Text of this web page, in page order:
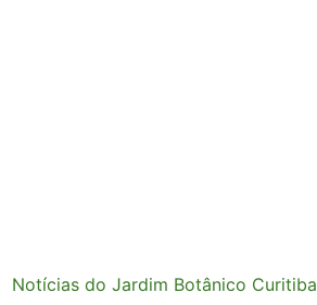
Notícias do Jardim Botânico Curitiba